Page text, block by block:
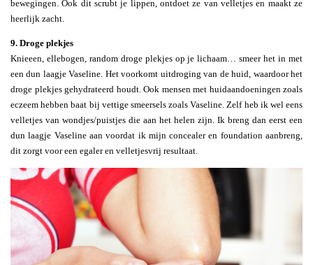
bewegingen. Ook dit scrubt je lippen, ontdoet ze van velletjes en maakt ze
heerlijk zacht.
9. Droge plekjes
Knieeen, ellebogen, random droge plekjes op je lichaam… smeer het in met
een dun laagje Vaseline. Het voorkomt uitdroging van de huid, waardoor het
droge plekjes gehydrateerd houdt. Ook mensen met huidaandoeningen zoals
eczeem hebben baat bij vettige smeersels zoals Vaseline. Zelf heb ik wel eens
velletjes van wondjes/puistjes die aan het helen zijn. Ik breng dan eerst een
dun laagje Vaseline aan voordat ik mijn concealer en foundation aanbreng,
dit zorgt voor een egaler en velletjesvrij resultaat.